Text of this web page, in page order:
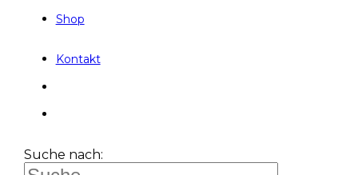
Shop
Kontakt
Suche nach: